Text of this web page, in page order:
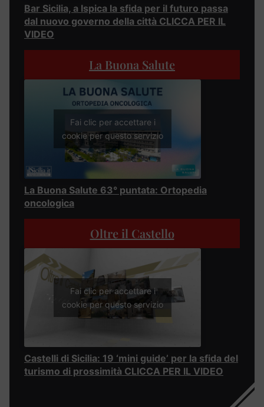
Bar Sicilia, a Ispica la sfida per il futuro passa
dal nuovo governo della città CLICCA PER IL
VIDEO
La Buona Salute
Fai clic per accettare i
cookie per questo servizio
La Buona Salute 63° puntata: Ortopedia
oncologica
Oltre il Castello
Fai clic per accettare i
cookie per questo servizio
Castelli di Sicilia: 19 ‘mini guide’ per la sfida del
turismo di prossimità CLICCA PER IL VIDEO